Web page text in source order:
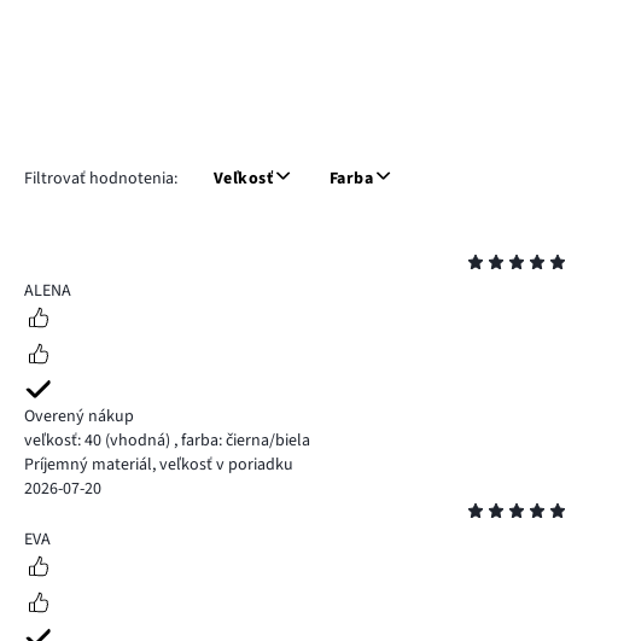
Filtrovať hodnotenia: Veľkosť Farba
5
ALENA
Overený nákup
veľkosť: 40 (vhodná) ,farba: čierna/biela
Príjemný materiál, veľkosť v poriadku
2026-07-20
5
EVA